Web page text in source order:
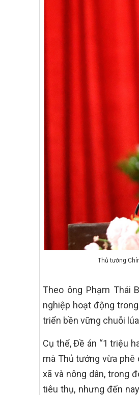
Thủ tướng
Theo ông Phạm Thái
nghiệp hoạt động
triển bền vững chuỗi
Cụ thể, Đề án “1 triệu
mà Thủ tướng vừa phê
xã và nông dân, trong
tiêu thụ, nhưng đến